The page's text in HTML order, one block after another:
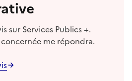
sur Services Publics +.
me répondra.